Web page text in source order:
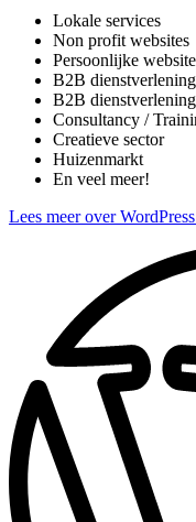
Lokale services
Non profit websites
Persoonlijke website
B2B dienstverlening
B2B dienstverlening
Consultancy /
Creatieve sector
Huizenmarkt
En veel meer!
Lees meer over